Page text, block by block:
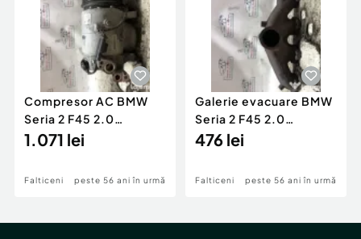
Compresor AC BMW
Seria 2 F45 2.0
Motorina 2016
1.071 lei
Falticeni peste 56 ani în urmă
Galerie evacuare BMW
Seria 2 F45 2.0
Motorina 2016
476 lei
Falticeni peste 56 ani în urmă